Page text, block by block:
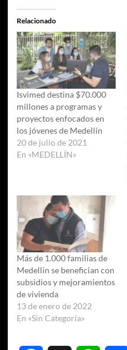
Relacionado
Isvimed destina $70.000
millones a programas y
proyectos enfocados en
los jóvenes de Medellín
20 de julio de 2021
En «MEDELLÍN»
Más de 1.000 familias de
Medellín se benefician con
subsidios y mejoramientos
de vivienda
13 de enero de 2022
En «Sin Categoría»